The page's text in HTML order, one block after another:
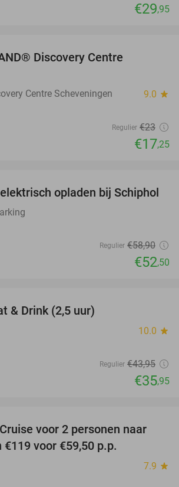
€29,95
Discovery Centre
Centre Scheveningen 9.0 star
Regulier €23
€17,25
11%
opladen bij Schiphol
Regulier €58,90
€52,50
& Drink (2,5 uur)
10.0 star
Regulier €43,95
€35,95
50%
voor 2 personen naar
voor €59,50 p.p.
7.9 star